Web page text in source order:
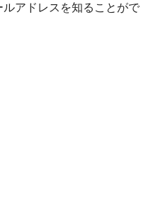
ルアドレスを知ることがで